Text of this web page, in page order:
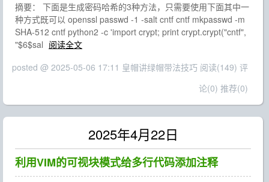
摘要： 下面是生成密码哈希的3种方法，只需要使用下面其中一
种方式既可以 openssl passwd -1 -salt cntf cntf mkpasswd -m
SHA-512 cntf python2 -c 'import crypt; print crypt.crypt("cntf",
"$6$sal 阅读全文
posted @ 2025-05-06 17:11 皇帽讲绿帽带法技巧 阅读(149) 评
论(0) 推荐(0)
2025年4月22日
利用VIM的可视块模式给多行代码添加注释